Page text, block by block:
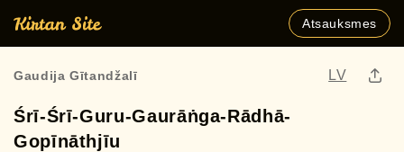
Atsauksmes
Gaudija Gītandžalī LV
Śrī-Śrī-Guru-Gaurāṅga-Rādhā-
Gopīnāthjīu